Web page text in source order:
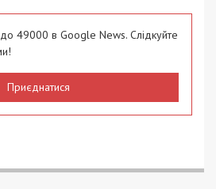
49000 в Google News. Слідкуйте
Приєднатися